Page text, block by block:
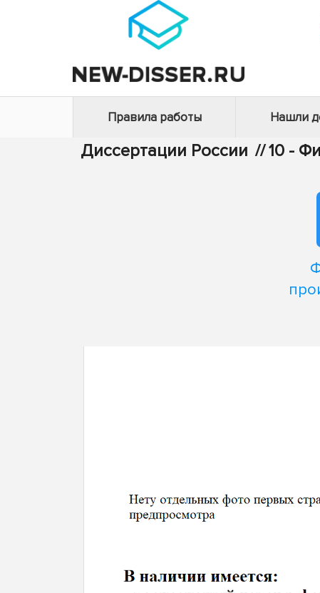
Правила работы Нашли
Диссертации России //10 -